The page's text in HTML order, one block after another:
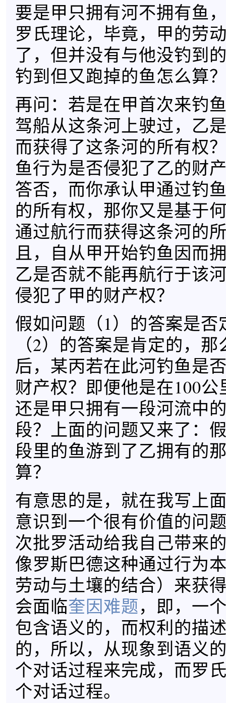
要是甲只拥有河不拥有鱼
罗氏理论，毕竟，甲的劳
了，但并没有与他没钓到
钓到但又跑掉的鱼怎么算
再问：若是在甲首次来钓
驾船从这条河上驶过，乙
而获得了这条河的所有权
鱼行为是否侵犯了乙的财
答否，而你承认甲通过钓
的所有权，那你又是基于
通过航行而获得这条河的
且，自从甲开始钓鱼因而
乙是否就不能再航行于该
侵犯了甲的财产权？
假如问题（1）的答案是否
（2）的答案是肯定的，
后，某丙若在此河钓鱼是
财产权？即便他是在100
还是甲只拥有一段河流中
段？上面的问题又来了：
段里的鱼游到了乙拥有的
算？
有意思的是，就在我写上
意识到一个很有价值的问
次批罗活动给我自己带来
像罗斯巴德这种通过行为
劳动与土壤的结合）来获
会面临奎因难题，即，一
包含语义的，而权利的描
的，所以，从现象到语义
个对话过程来完成，而罗
个对话过程。